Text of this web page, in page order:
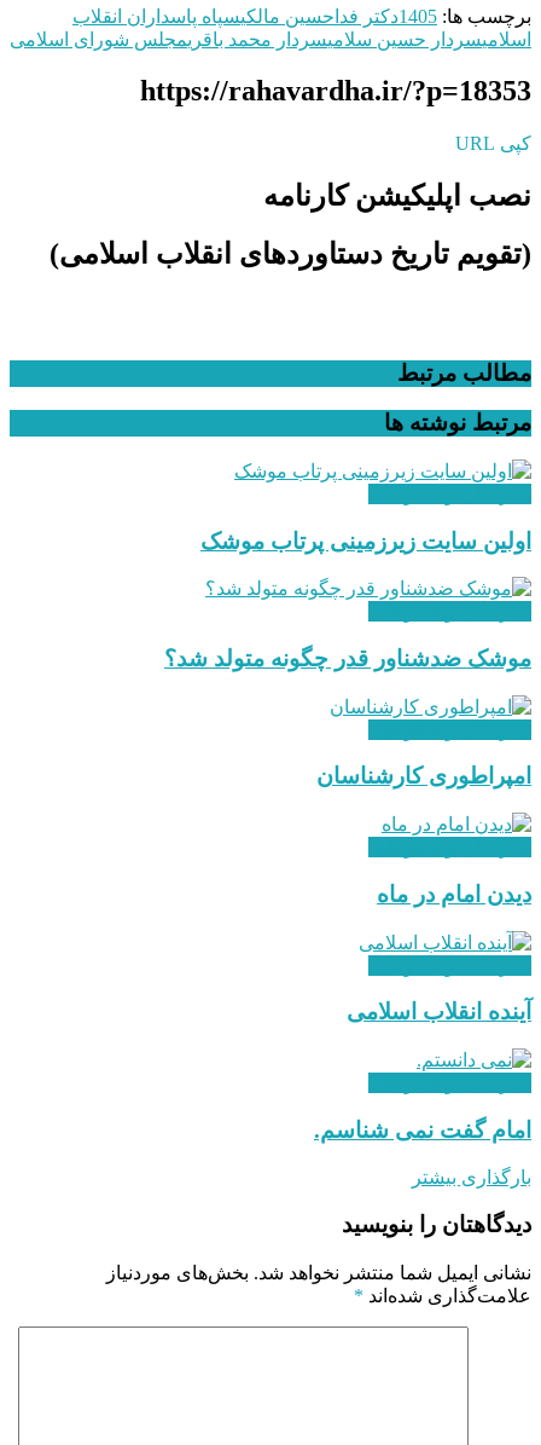
برچسب ها: 1405دکتر فداحسین مالکیسپاه پاسداران انقلاب
اسلامیسردار حسین سلامیسردار محمد باقریمجلس شورای اسلامی
https://rahavardha.ir/?p=18353
کپی URL
نصب اپلیکیشن کارنامه
(تقویم تاریخ دستاوردهای انقلاب اسلامی​)
مطالب مرتبط
مرتبط نوشته ها
اولین سایت زیرزمینی پرتاب موشک
موشک ضدشناور قدر چگونه متولد شد؟
امپراطوری کارشناسان
دیدن امام در ماه
آینده انقلاب اسلامی
امام گفت نمی شناسم.
بارگذاری بیشتر
دیدگاهتان را بنویسید
نشانی ایمیل شما منتشر نخواهد شد. بخش‌های موردنیاز
علامت‌گذاری شده‌اند *